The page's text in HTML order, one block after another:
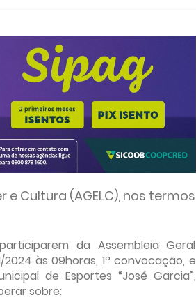
Cultura (AGELC), nos termos
da Assembleia Geral
2024 às 09horas, 1ª convocação, e
de Esportes “José Garcia”,
sobre: